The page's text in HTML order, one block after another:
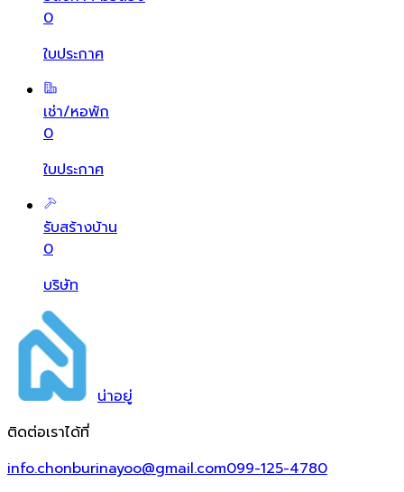
0
ใบประกาศ
เช่า/หอพัก
0
ใบประกาศ
รับสร้างบ้าน
0
บริษัท
น่าอยู่
ติดต่อเราได้ที่
info.chonburinayoo@gmail.com099-125-4780